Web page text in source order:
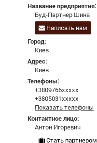
Название предприятия:
Буд-Партнер Шина
Написать нам
Город:
Киев
Адрес:
Киев
Телефоны:
+3809766xxxxx
+3805031xxxxx
Показать телефоны
Контактное лицо:
Антон Игоревич
Стать партнером